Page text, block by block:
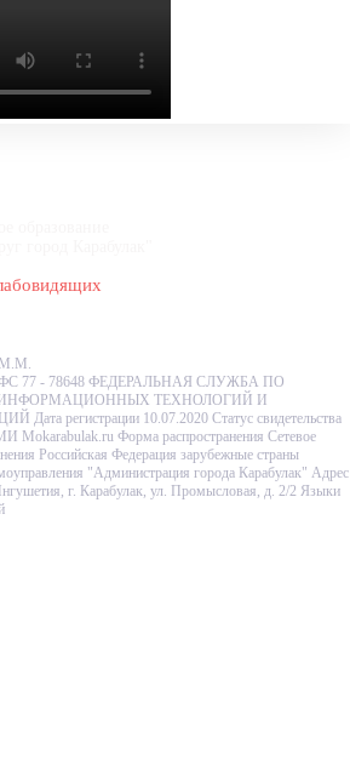
М.М.
ФС 77 - 78648 ФЕДЕРАЛЬНАЯ СЛУЖБА ПО
ИНФОРМАЦИОННЫХ ТЕХНОЛОГИЙ И
регистрации 10.07.2020 Статус свидетельства
Mokarabulak.ru Форма распространения Сетевое
Российская Федерация зарубежные страны
"Администрация города Карабулак" Адрес
г. Карабулак, ул. Промысловая, д. 2/2 Языки